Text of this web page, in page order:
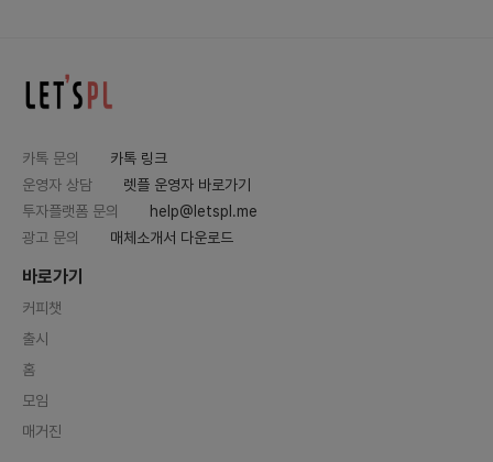
카톡 문의
카톡 링크
운영자 상담
렛플 운영자 바로가기
투자플랫폼 문의
help@letspl.me
광고 문의
매체소개서 다운로드
바로가기
커피챗
출시
홈
모임
매거진